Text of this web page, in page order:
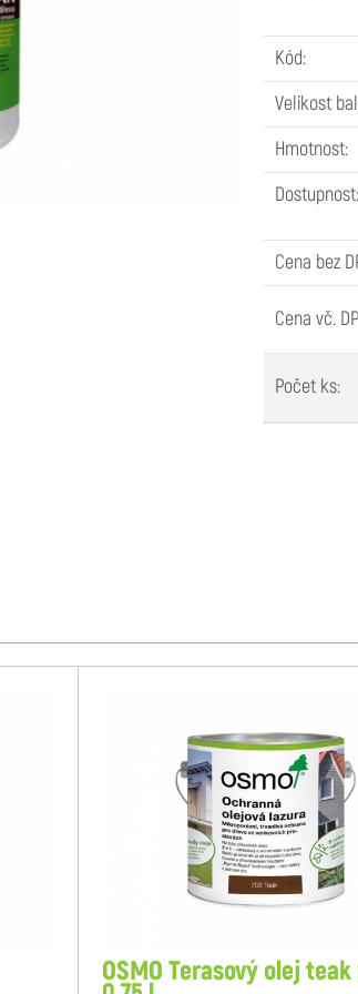
Kód:
Velikost
Hmotnost:
Dostupnost:
Cena bez
Cena vč.
Počet ks:
OSMO Terasový olej teak
5